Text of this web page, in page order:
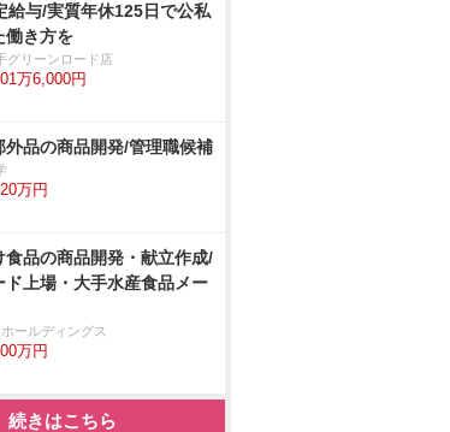
給与/実質年休125日で公私
働き方を
グリーンロード店
万6,000円
外品の商品開発/管理職候補
万円
食品の商品開発・献立作成/
ド上場・大手水産食品メー
ールディングス
万円
続きはこちら